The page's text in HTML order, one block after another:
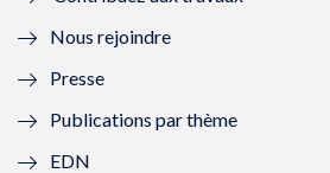
l
f
e
Nous rejoindre
Presse
Publications par thème
EDN